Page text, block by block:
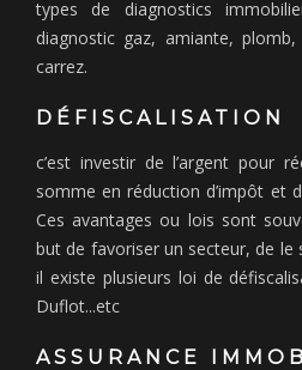
types de diagnostics
diagnostic gaz, amiante,
carrez.
DÉFISCALISATION
c’est investir de l’argent pour
somme en réduction d’impôt et
Ces avantages ou lois sont
but de favoriser un secteur, de le
il existe plusieurs loi de
Duflot...etc
ASSURANCE